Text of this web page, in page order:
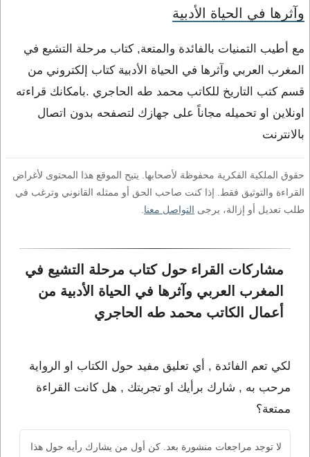
وآثرها في الحياة الأدبية
مع أطيب التمنيات بالفائدة والمتعة, كتاب مرحلة التشيع في
المغرب العربي وآثرها في الحياة الأدبية كتاب إلكتروني من
قسم كتب التاريخ للكاتب محمد طه الحاجري .بامكانك قراءته
اونلاين او تحميله مجاناً على جهازك لتصفحه بدون اتصال
بالانترنت
حقوق الملكية الفكرية محفوظة لأصحابها. يتيح الموقع هذا المحتوى لأغراض
القراءة والتوثيق فقط. إذا كنت صاحب الحق أو ممثله القانوني وترغب في
طلب تعديل أو إزالة، يرجى التواصل معنا
مشاركات القراء حول كتاب مرحلة التشيع في
المغرب العربي وآثرها في الحياة الأدبية من
أعمال الكاتب محمد طه الحاجري
لكي تعم الفائدة , أي تعليق مفيد حول الكتاب او الرواية
مرحب به , شارك برأيك او تجربتك , هل كانت القراءة
ممتعة؟
لا توجد مراجعات منشورة بعد. كن أول من يشارك رأيه حول هذا